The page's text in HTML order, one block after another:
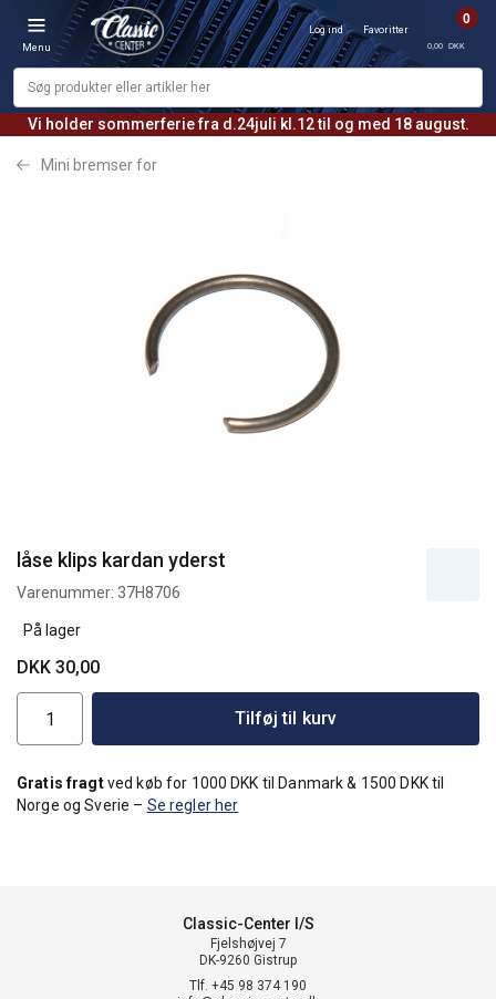
Vi holder sommerferie fra d.24juli kl.12 til og med 18 august.
Menu
Log ind Favoritter
0
0,00 DKK
Mini bremser for
låse klips kardan yderst
Varenummer: 37H8706
På lager
DKK 30,00
Tilføj til kurv
Gratis fragtved køb for 1000 DKK til Danmark & 1500 DKK til
Norge og Sverie – Se regler her
Classic-Center I/S
Fjelshøjvej 7
DK-9260 Gistrup
Tlf. +45 98 374 190